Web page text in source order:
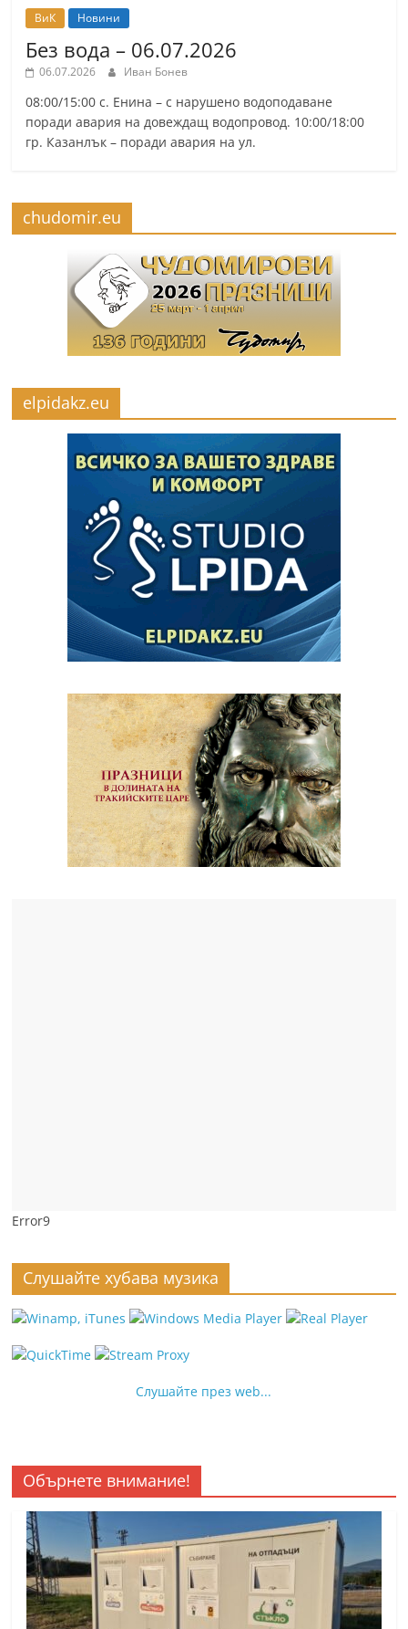
ВиК Новини
Без вода – 06.07.2026
06.07.2026 Иван Бонев
08:00/15:00 с. Енина – с нарушено водоподаване
поради авария на довеждащ водопровод. 10:00/18:00
гр. Казанлък – поради авария на ул.
chudomir.eu
elpidakz.eu
Error9
Слушайте хубава музика
Слушайте през web...
Обърнете внимание!